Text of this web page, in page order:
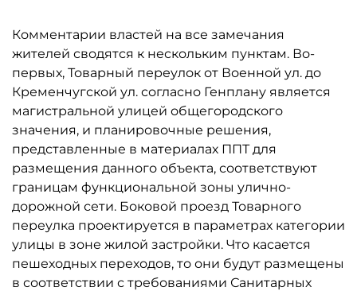
Комментарии властей на все замечания
жителей сводятся к нескольким пунктам. Во-
первых, Товарный переулок от Военной ул. до
Кременчугской ул. согласно Генплану является
магистральной улицей общегородского
значения, и планировочные решения,
представленные в материалах ППТ для
размещения данного объекта, соответствуют
границам функциональной зоны улично-
дорожной сети. Боковой проезд Товарного
переулка проектируется в параметрах категории
улицы в зоне жилой застройки. Что касается
пешеходных переходов, то они будут размещены
в соответствии с требованиями Санитарных